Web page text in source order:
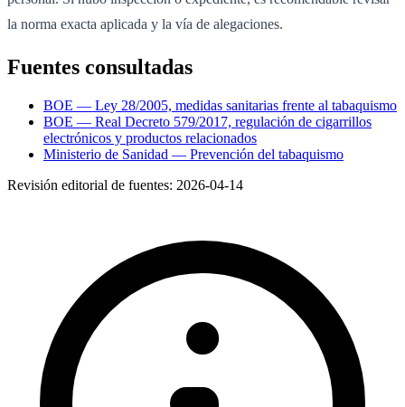
la norma exacta aplicada y la vía de alegaciones.
Fuentes consultadas
BOE — Ley 28/2005, medidas sanitarias frente al tabaquismo
BOE — Real Decreto 579/2017, regulación de cigarrillos
electrónicos y productos relacionados
Ministerio de Sanidad — Prevención del tabaquismo
Revisión editorial de fuentes: 2026-04-14